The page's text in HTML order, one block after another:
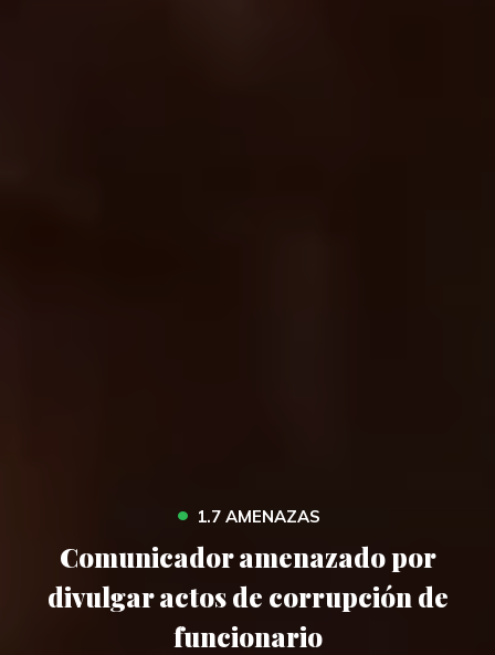
• 1.7 AMENAZAS
Comunicador amenazado por
divulgar actos de corrupción de
funcionario